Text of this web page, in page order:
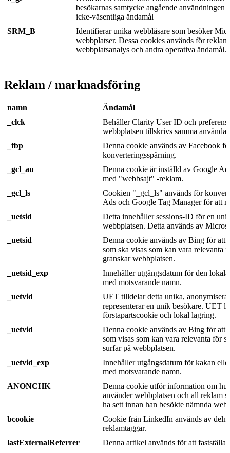
besökarnas samtycke angående användningen
icke-väsentliga ändamål
SRM_B
Identifierar unika webbläsare som besöker
webbplatser. Dessa cookies används för
webbplatsanalys och andra operativa ändamål.
Reklam / marknadsföring
namn
Ändamål
_clck
Behåller Clarity User ID och
webbplatsen tillskrivs samma
_fbp
Denna cookie används av Facebook
konverteringsspårning.
_gcl_au
Denna cookie är inställd av Google
med "webbsajt" -reklam.
_gcl_ls
Cookien "_gcl_ls" används för
Ads och Google Tag Manager för att
_uetsid
Detta innehåller sessions-ID för en
webbplatsen. Detta används av
_uetsid
Denna cookie används av Bing för att
som ska visas som kan vara relevanta
granskar webbplatsen.
_uetsid_exp
Innehåller utgångsdatum för den
med motsvarande namn.
_uetvid
UET tilldelar detta unika,
representerar en unik besökare. UET
förstapartscookie och lokal lagring.
_uetvid
Denna cookie används av Bing för att
som visas som kan vara relevanta för
surfar på webbplatsen.
_uetvid_exp
Innehåller utgångsdatum för kakan
med motsvarande namn.
ANONCHK
Denna cookie utför information om
använder webbplatsen och all reklam
ha sett innan han besökte nämnda
bcookie
Cookie från LinkedIn används av
reklamtaggar.
lastExternalReferrer
Denna artikel används för att